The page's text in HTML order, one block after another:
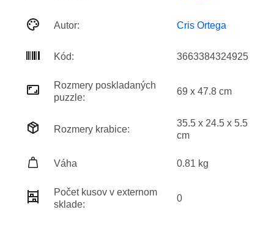
Autor: Cris Ortega
Kód: 3663384324925
Rozmery poskladaných
puzzle:
69 x 47.8 cm
Rozmery krabice:
35.5 x 24.5 x 5.5
cm
Váha 0.81 kg
Počet kusov v externom
sklade:
0